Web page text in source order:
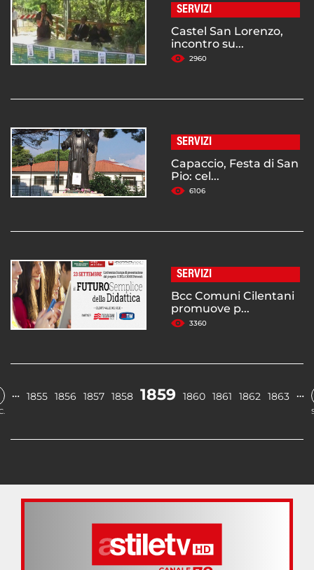
SERVIZI
Castel San Lorenzo,
incontro su...
2960
SERVIZI
Capaccio, Festa di San
Pio: cel...
6106
SERVIZI
Bcc Comuni Cilentani
promuove p...
3360
… 1855 1856 1857 1858 1859 1860 1861 1862 1863 …